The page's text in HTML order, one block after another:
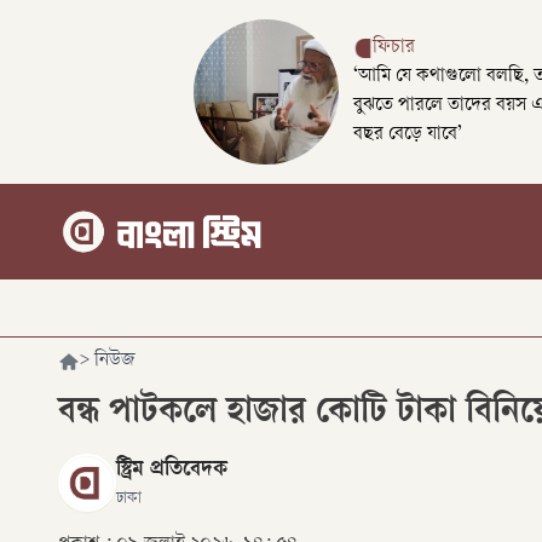
ফিচার
‘আমি যে কথাগুলো বলছি,
বুঝতে পারলে তাদের বয়স
বছর বেড়ে যাবে’
> নিউজ
বন্ধ পাটকলে হাজার কোটি টাকা
স্ট্রিম প্রতিবেদক
ঢাকা